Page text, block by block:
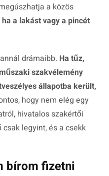
a közös
a lakást vagy a pincét
drámaibb. Ha tűz,
szakvélemény
állapotba került,
hogy nem elég egy
hivatalos szakértői
legyint, és a csekk
bírom fizetni